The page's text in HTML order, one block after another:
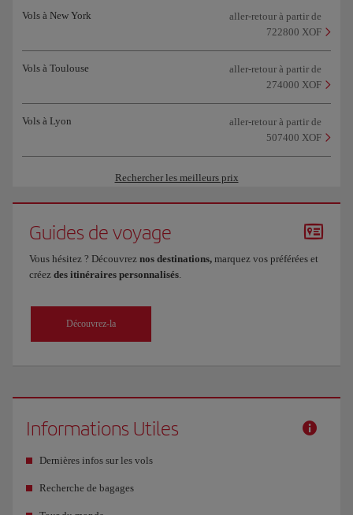
Vols à New York
aller-retour à partir de
722800 XOF
Vols à Toulouse
aller-retour à partir de
274000 XOF
Vols à Lyon
aller-retour à partir de
507400 XOF
Rechercher les meilleurs prix
Guides de voyage
Vous hésitez ? Découvrez nos destinations, marquez vos préférées et
créez des itinéraires personnalisés.
Découvrez-la
Informations Utiles
Dernières infos sur les vols
Recherche de bagages